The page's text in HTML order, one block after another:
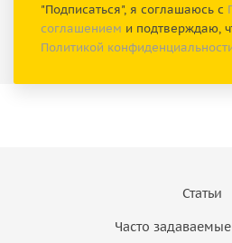
"Подписаться", я соглашаюсь с
соглашением и подтверждаю,
Политикой
Статьи
Часто